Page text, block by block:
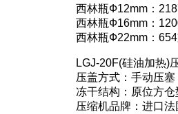
西林瓶Ф12mm：
西林瓶Ф16mm：
西林瓶Ф22mm：
LGJ-20F(硅油加热)
压盖方式：手动压塞
冻干结构：原位方仓
压缩机品牌：进口法